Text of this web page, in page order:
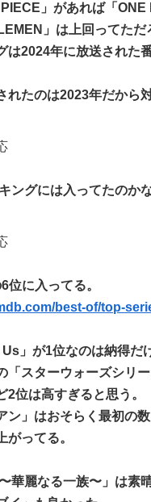
」があれば「ONE
」は上回ってただ
は2024年に放送された
れたのは2023年だから対
ングには入ってたのか
位に入ってる。
best-of/top-
Us」が1位なのは納得だ
「スターウォーズシリ
2位は高すぎると思う。
ン」はおそらく最初の
がってる。
華麗なる一族〜」は素